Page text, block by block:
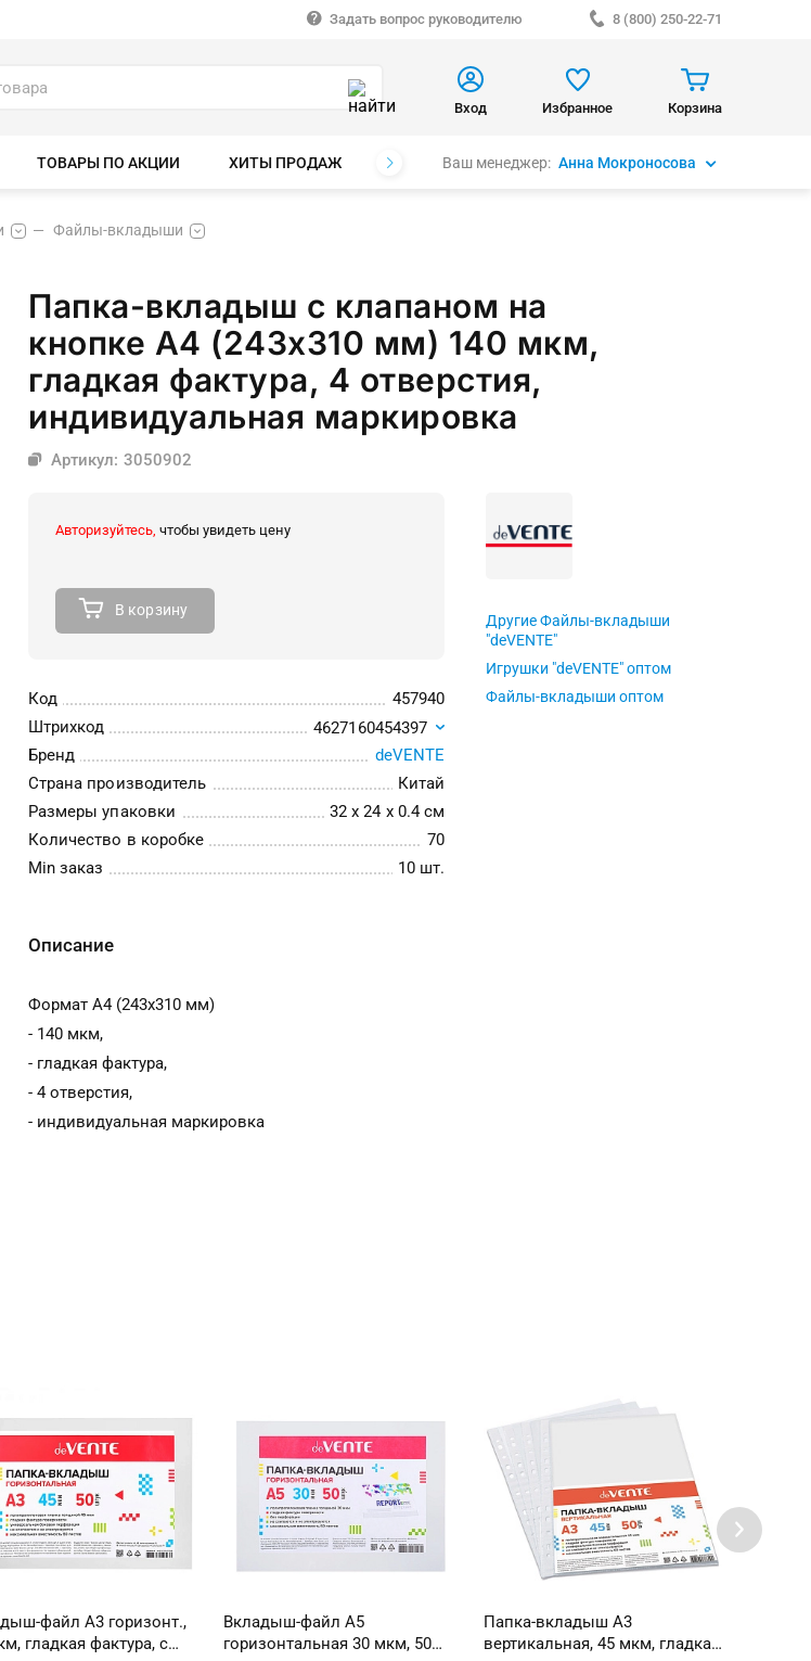
Задать вопрос руководителю 8 (800) 250-22-71
Вход Избранное Корзина
ТОВАРЫ ПО АКЦИИ ХИТЫ ПРОДАЖ БРЕНДЫВаш менеджер: Анна Мокроносова
Файлы-вкладыши
Папка-вкладыш с клапаном на
кнопке A4 (243x310 мм) 140 мкм,
гладкая фактура, 4 отверстия,
индивидуальная маркировка
Артикул: 3050902
Авторизуйтесь, чтобы увидеть цену
В корзину
Код
457940
Штрихкод
4627160454397
Бренд
deVENTE
Страна производитель
Китай
Размеры упаковки
32 x 24 x 0.4 см
Количество в коробке
70
Min заказ
10 шт.
Описание
Формат A4 (243x310 мм)
- 140 мкм,
- гладкая фактура,
- 4 отверстия,
- индивидуальная маркировка
Другие Файлы-вкладыши
"deVENTE"
Игрушки "deVENTE" оптом
Файлы-вкладыши оптом
файл A3 горизонт.,
гладкая фактура, с
Вкладыш-файл A5
горизонтальная 30 мкм, 50
Папка-вкладыш A3
вертикальная, 45 мкм, гладкая